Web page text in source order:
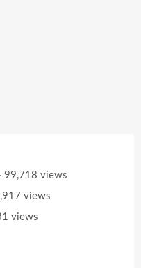
99,718 views
views
views